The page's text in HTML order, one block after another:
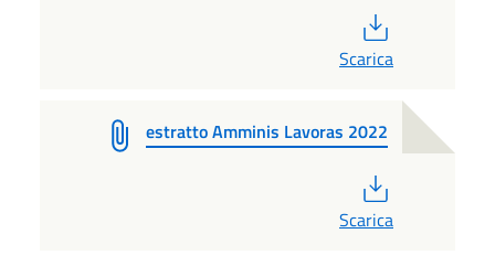
Scarica
estratto Amminis Lavoras 2022
Scarica